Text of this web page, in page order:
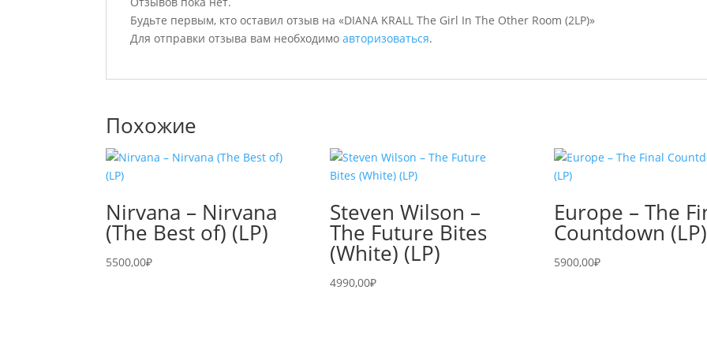
Будьте первым, кто оставил отзыв на «DIANA KRALL The Girl In The Other Room (2LP)»
Для отправки отзыва вам необходимоавторизоваться.
Похожие
Nirvana – Nirvana
(The Best of) (LP)
5500,00₽
Steven Wilson –
The Future Bites
(White) (LP)
4990,00₽
Europe – The
Countdown (LP)
5900,00₽